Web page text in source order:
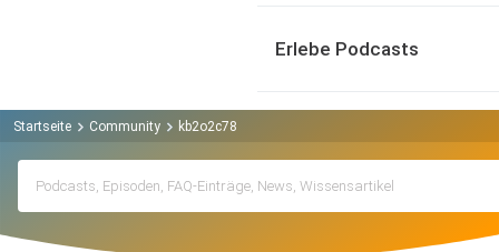
Erlebe Podcasts
Startseite Community kb2o2c78